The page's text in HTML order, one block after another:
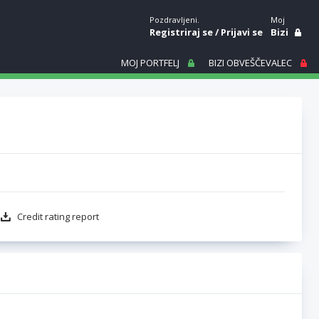
Pozdravljeni.
Registriraj se/Prijavi se
Moj
Bizi
MOJ PORTFELJ BIZI OBVEŠČEVALEC
Credit rating report